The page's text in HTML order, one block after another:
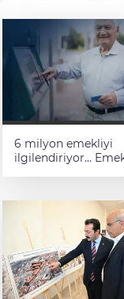
6 milyon emekliyi
ilgilendiriyor...